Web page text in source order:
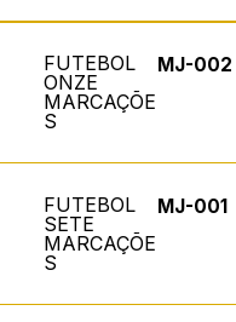
FUTEBOL
ONZE
MARCAÇÕE
S
MJ-002
FUTEBOL
SETE
MARCAÇÕE
S
MJ-001